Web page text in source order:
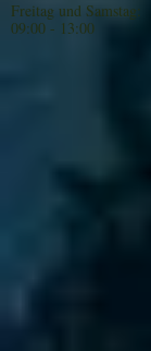
Freitag und Samstag:
09:00 - 13:00